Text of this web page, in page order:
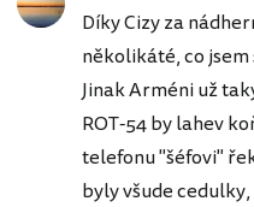
Díky Cizy za
několikáté, co
Jinak Arméni už
ROT-54 by lahev
telefonu "šéfovi"
byly všude